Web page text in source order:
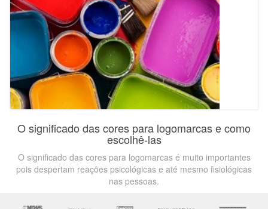
O significado das cores para logomarcas e como
escolhê-las
O significado das cores para logomarcas é muito importantes
pois despertam reações psicológicas e até mesmo fisiológicas
nas pessoas.